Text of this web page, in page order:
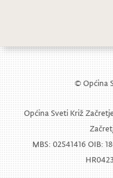
© Općina
Općina Sveti Križ
MBS: 02541416 OIB: